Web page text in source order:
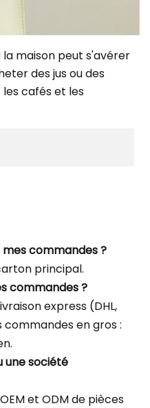
maison peut s'avérer
des jus ou des
cafés et les
commandes ?
principal.
commandes ?
express (DHL,
commandes en gros :
une société
et ODM de pièces